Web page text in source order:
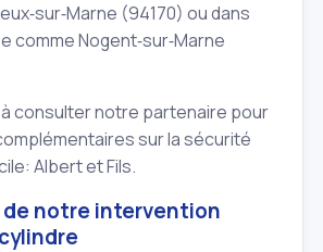
(94170) ou dans
comme Nogent‑sur‑Marne
consulter notre partenaire pour
sur la sécurité
Albert et Fils.
de notre intervention